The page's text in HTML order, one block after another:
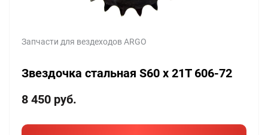
Запчасти для вездеходов ARGO
Звездочка стальная S60 х 21T 606-72
8 450 руб.